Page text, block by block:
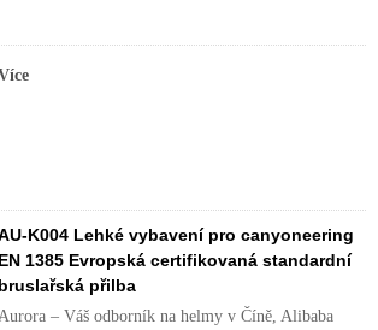
K004 Lehké vybavení pro canyoneering
EN 1385 Evropská certifikovaná standardní
bruslařská přilba
– Váš odborník na helmy v Číně, Alibaba